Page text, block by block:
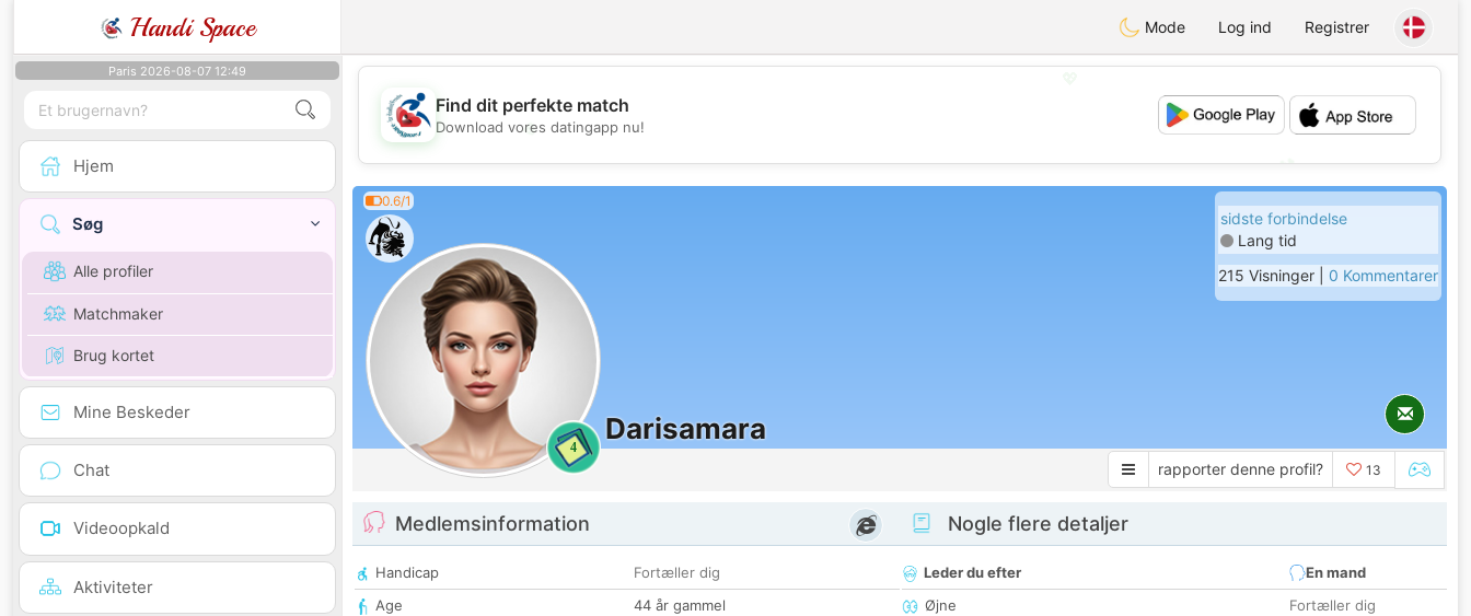
Handi Space Mode Log ind Registrer
Paris 2026-08-07 12:49
Hjem
Søg
Alle profiler
Matchmaker
Brug kortet
Mine Beskeder
Chat
Videoopkald
Aktiviteter
💖
Find dit perfekte match
Download vores datingapp nu!
0.6/1
4
Darisamara
sidste forbindelse
Lang tid
215 Visninger | 0 Kommentarer
rapporter denne profil? 13
Medlemsinformation
Handicap
Fortæller dig
Age
44 år gammel
Nogle flere detaljer
Leder du efter
En mand
Øjne
Fortæller dig